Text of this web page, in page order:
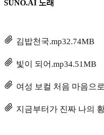
SUNO.AI 노래
김밥천국.mp32.74MB
빛이 되어.mp34.51MB
여성 보컬 처음 마음으
지금부터가 진짜 나의